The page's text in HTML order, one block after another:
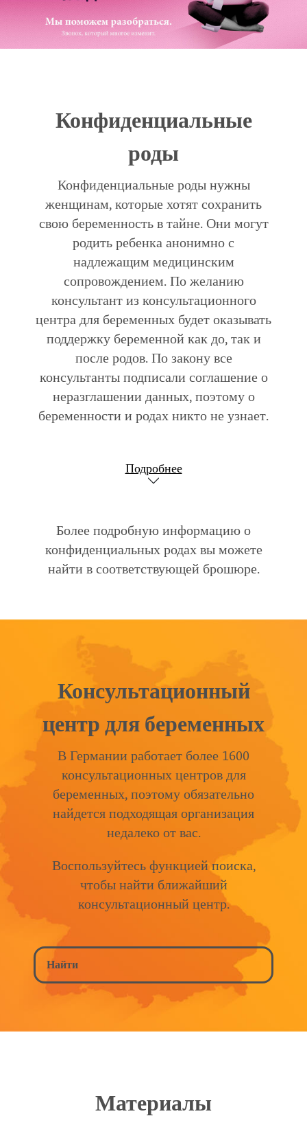
Конфиденциальные
роды
Конфиденциальные роды нужны
женщинам, которые хотят сохранить
свою беременность в тайне. Они могут
родить ребенка анонимно с
надлежащим медицинским
сопровождением. По желанию
консультант из консультационного
центра для беременных будет оказывать
поддержку беременной как до, так и
после родов. По закону все
консультанты подписали соглашение о
неразглашении данных, поэтому о
беременности и родах никто не узнает.
Подробнее
Более подробную информацию о
конфиденциальных родах вы можете
найти в соответствующей брошюре.
Консультационный
центр для беременных
В Германии работает более 1600
консультационных центров для
беременных, поэтому обязательно
найдется подходящая организация
недалеко от вас.
Воспользуйтесь функцией поиска,
чтобы найти ближайший
консультационный центр.
Материалы